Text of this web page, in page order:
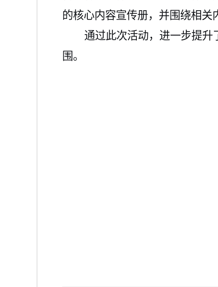
的核心内容宣传册，并围绕相关
通过此次活动， 进一步提升
围。